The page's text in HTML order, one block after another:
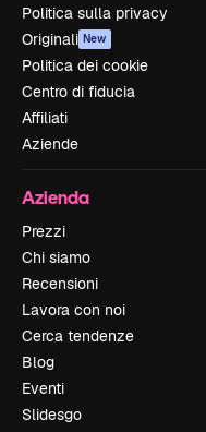
Politica sulla privacy
Originali New
Politica dei cookie
Centro di fiducia
Affiliati
Aziende
Azienda
Prezzi
Chi siamo
Recensioni
Lavora con noi
Cerca tendenze
Blog
Eventi
Slidesgo